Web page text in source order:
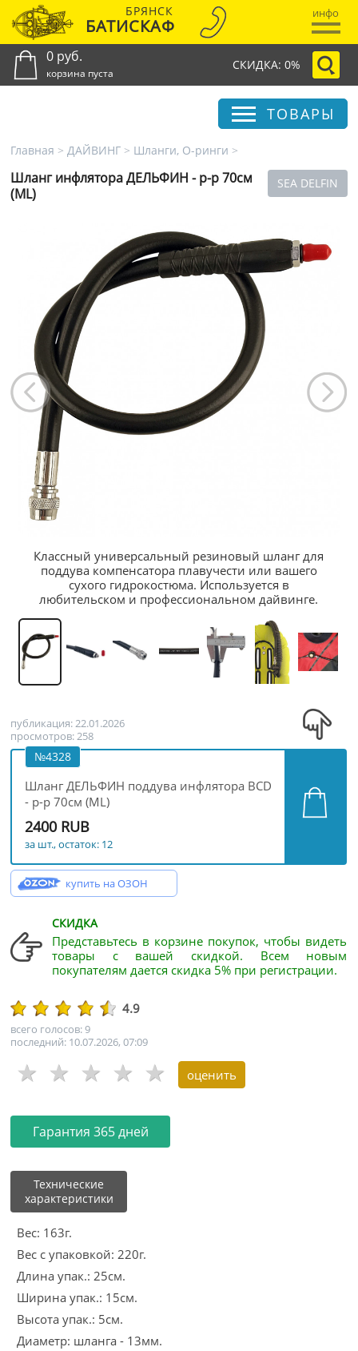
БРЯНСК
БАТИСКАФ
инфо
0 руб.
корзина пуста
СКИДКА: 0%
ТОВАРЫ
Главная > ДАЙВИНГ > Шланги, О-ринги >
SEA DELFIN
Шланг инфлятора ДЕЛЬФИН - р-р 70см
(ML)
Классный универсальный резиновый шланг для
поддува компенсатора плавучести или вашего
сухого гидрокостюма. Используется в
любительском и профессиональном дайвинге.
публикация: 22.01.2026
просмотров: 258
№4328
Шланг ДЕЛЬФИН поддува инфлятора BCD
- р-р 70см (ML)
2400 RUB
за шт., остаток: 12
купить на ОЗОН
СКИДКА
Представьтесь в корзине покупок, чтобы видеть
товары с вашей скидкой. Всем новым
покупателям дается скидка 5% при регистрации.
4.9
всего голосов: 9
последний: 10.07.2026, 07:09
Гарантия 365 дней
Технические
характеристики
Вес: 163г.
Вес с упаковкой: 220г.
Длина упак.: 25см.
Ширина упак.: 15см.
Высота упак.: 5см.
Диаметр: шланга - 13мм.